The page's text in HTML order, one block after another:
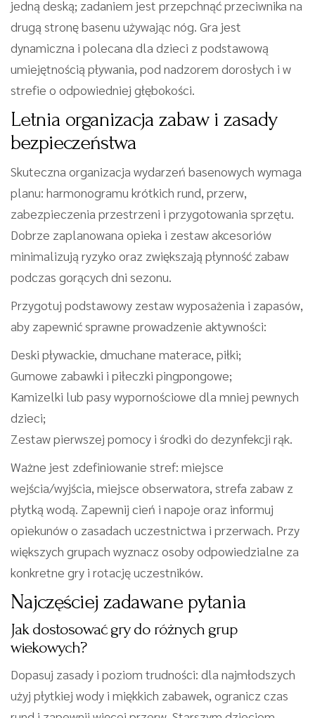
jedną deską; zadaniem jest przepchnąć przeciwnika na
drugą stronę basenu używając nóg. Gra jest
dynamiczna i polecana dla dzieci z podstawową
umiejętnością pływania, pod nadzorem dorosłych i w
strefie o odpowiedniej głębokości.
Letnia organizacja zabaw i zasady
bezpieczeństwa
Skuteczna organizacja wydarzeń basenowych wymaga
planu: harmonogramu krótkich rund, przerw,
zabezpieczenia przestrzeni i przygotowania sprzętu.
Dobrze zaplanowana opieka i zestaw akcesoriów
minimalizują ryzyko oraz zwiększają płynność zabaw
podczas gorących dni sezonu.
Przygotuj podstawowy zestaw wyposażenia i zapasów,
aby zapewnić sprawne prowadzenie aktywności:
Deski pływackie, dmuchane materace, piłki;
Gumowe zabawki i piłeczki pingpongowe;
Kamizelki lub pasy wypornościowe dla mniej pewnych
dzieci;
Zestaw pierwszej pomocy i środki do dezynfekcji rąk.
Ważne jest zdefiniowanie stref: miejsce
wejścia/wyjścia, miejsce obserwatora, strefa zabaw z
płytką wodą. Zapewnij cień i napoje oraz informuj
opiekunów o zasadach uczestnictwa i przerwach. Przy
większych grupach wyznacz osoby odpowiedzialne za
konkretne gry i rotację uczestników.
Najczęściej zadawane pytania
Jak dostosować gry do różnych grup
wiekowych?
Dopasuj zasady i poziom trudności: dla najmłodszych
użyj płytkiej wody i miękkich zabawek, ogranicz czas